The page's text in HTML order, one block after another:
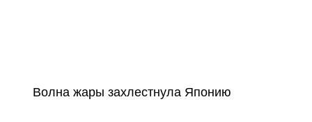
Волна жары захлестнула Японию